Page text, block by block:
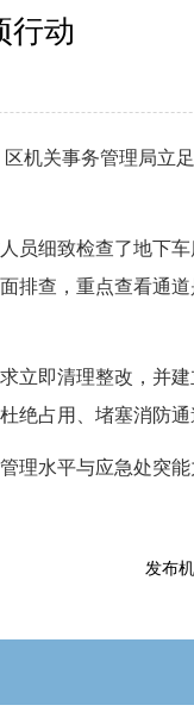
行动
机关事务管理局立
细致检查了地下
排查，重点查看通
即清理整改，并建
绝占用、堵塞消防通
水平与应急处突
发布